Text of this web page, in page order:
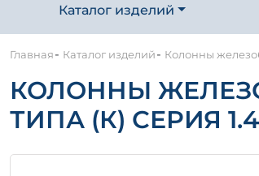
Каталог изделий
Главная- Каталог изделий- Колонны
КОЛОННЫ
ТИПА (К) СЕРИЯ